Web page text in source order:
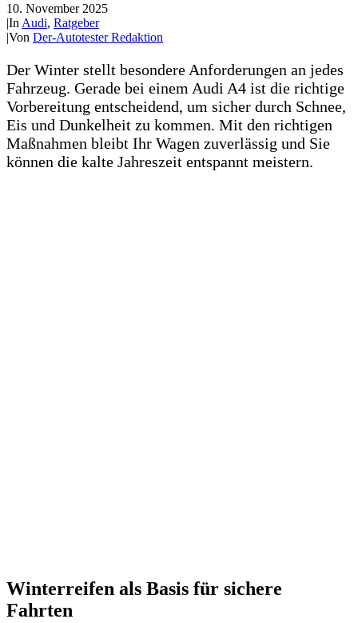
10. November 2025
|In Audi, Ratgeber
|Von Der-Autotester Redaktion
Der Winter stellt besondere Anforderungen an jedes
Fahrzeug. Gerade bei einem Audi A4 ist die richtige
Vorbereitung entscheidend, um sicher durch Schnee,
Eis und Dunkelheit zu kommen. Mit den richtigen
Maßnahmen bleibt Ihr Wagen zuverlässig und Sie
können die kalte Jahreszeit entspannt meistern.
Winterreifen als Basis für sichere
Fahrten